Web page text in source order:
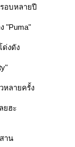
อบหลายปี
"Puma"
งดัง
หลายครั้ง
ยฮะ
าน